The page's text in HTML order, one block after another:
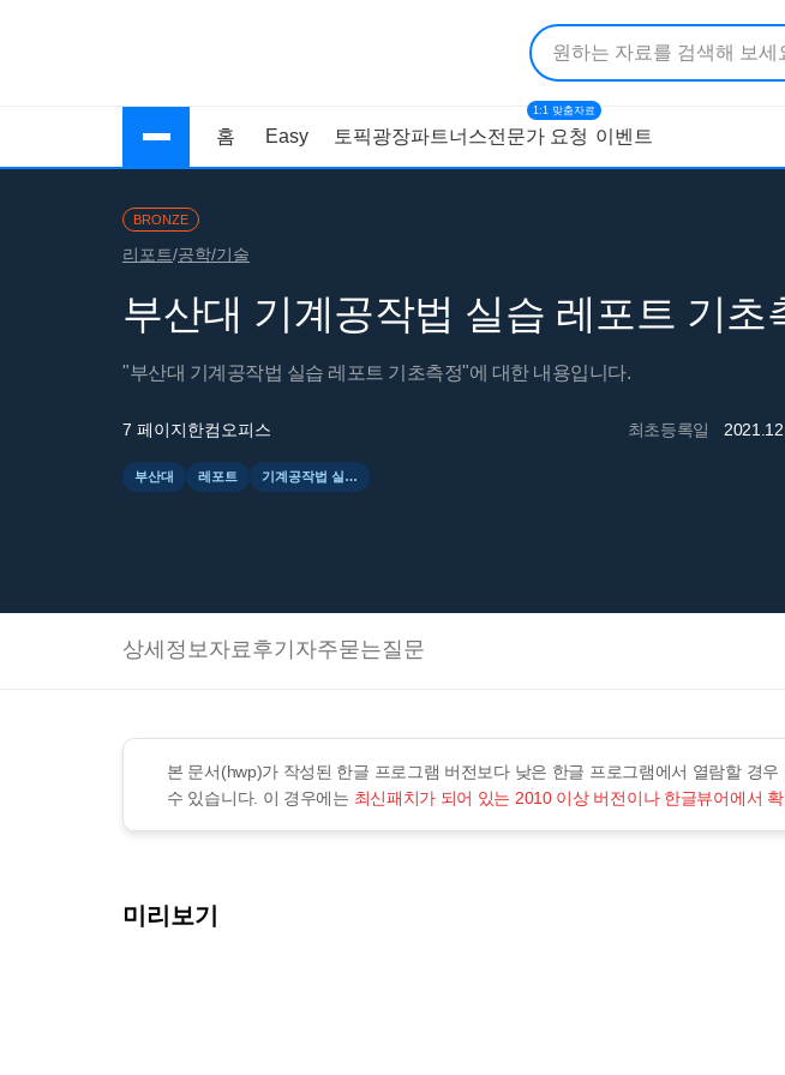
홈 Easy 토픽광장파트너스전문가 요청
1:1 맞춤자료
이벤트
BRONZE
리포트/공학/기술
부산대 기계공작법 실습 레포트 기초
"부산대 기계공작법 실습 레포트 기초측정"에 대한 내용입니다.
7 페이지한컴오피스 최초등록일
부산대 레포트 기계공작법 실습 레포트 기초측정
상세정보자료후기 자주묻는질문
본 문서(hwp)가 작성된 한글 프로그램 버전보다 낮은 한글 프로그램에서 열람할 경
수 있습니다. 이 경우에는 최신패치가 되어 있는 2010 이상 버전이나 한글뷰어에서
미리보기